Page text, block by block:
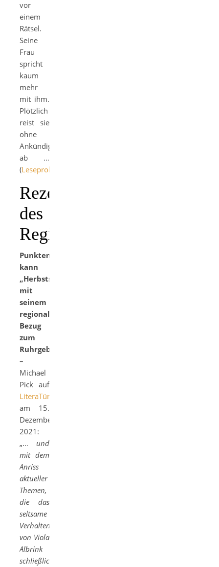
vor
einem
Rätsel.
Seine
Frau
spricht
kaum
mehr
mit ihm.
Plötzlich
reist sie
ohne
Ankündigung
ab …
(Leseprobe
Rezensionen
des
Regionalkrimis
Punkten
kann
„Herbststerben“
mit
seinem
regionalen
Bezug
zum
Ruhrgebiet
–
Michael
Pick auf
LiteraTüren
am 15.
Dezember
2021:
„… und
mit dem
Anriss
aktueller
Themen,
die das
seltsame
Verhalten
von Viola
Albrink
schließlich